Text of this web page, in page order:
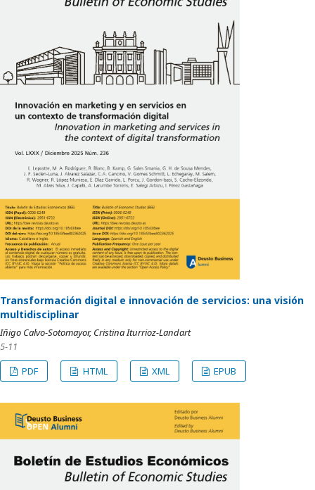
Transformación digital e innovación de servicios: una visión
multidisciplinar
Iñigo Calvo-Sotomayor, Cristina Iturrioz-Landart
5-11
PDF
HTML XML EPUB